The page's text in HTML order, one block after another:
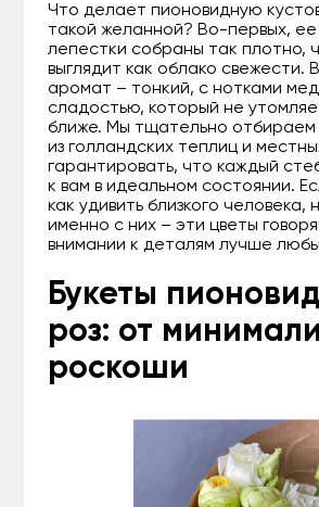
Что делает пионовидную
такой желанной? Во-первых, ее
лепестки собраны так плотно,
выглядит как облако свежести.
аромат – тонкий, с нотками
сладостью, который не
ближе. Мы тщательно отбираем
из голландских теплиц и
гарантировать, что каждый
к вам в идеальном состоянии.
как удивить близкого человека,
именно с них – эти цветы
внимании к деталям лучше
Букеты
роз: от
роскоши